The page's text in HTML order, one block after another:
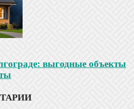
выгодные объекты